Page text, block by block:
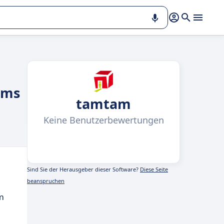
tamtam
Keine Benutzerbewertungen
Sind Sie der Herausgeber dieser Software? Diese Seite
beanspruchen